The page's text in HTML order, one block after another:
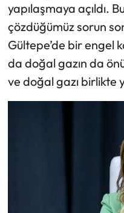
yapılaşmaya açıldı.
çözdüğümüz sorun
Gültepe’de bir engel
da doğal gazın da
ve doğal gazı birlikte